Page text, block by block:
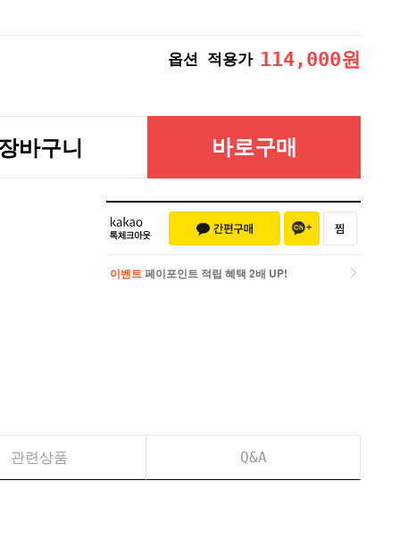
옵션 적용가 114,000원
바구니 바로구매
이벤트 페이포인트 적립 혜택 2배 UP!
관련상품 Q&A